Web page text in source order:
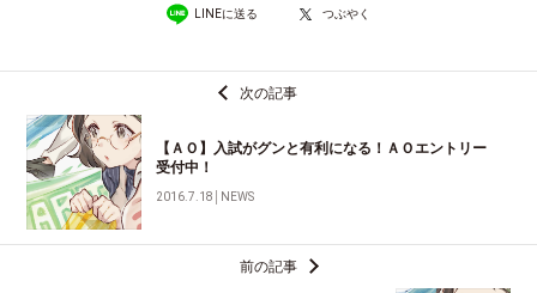
LINEに送る つぶやく
次の記事
【ＡＯ】入試がグンと有利になる！ＡＯエントリー
受付中！
2016.7.18 NEWS
前の記事